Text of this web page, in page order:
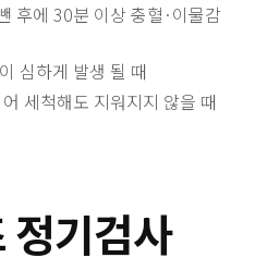
후에 30분 이상 충혈·이물감
심하게 발생 될 때
세척해도 지워지지 않을 때
정기검사